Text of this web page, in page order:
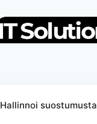
Hallinnoi suostumusta